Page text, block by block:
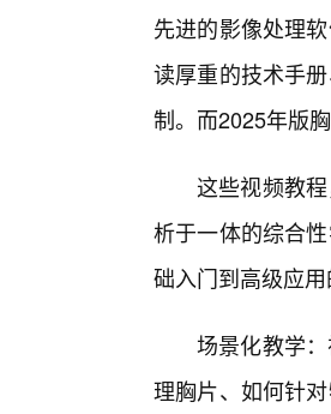
先进的影像处理
读厚重的技术手
制。而2025年版
这些视频教
析于一体的综合
础入门到高级应用
场景化教学
理胸片、如何针